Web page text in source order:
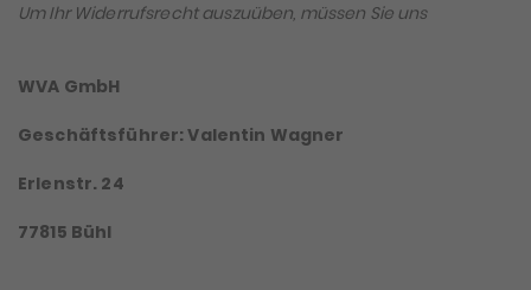
Um Ihr Widerrufsrecht auszuüben, müssen Sie uns
WVA GmbH
Geschäftsführer: Valentin Wagner
Erlenstr. 24
77815 Bühl